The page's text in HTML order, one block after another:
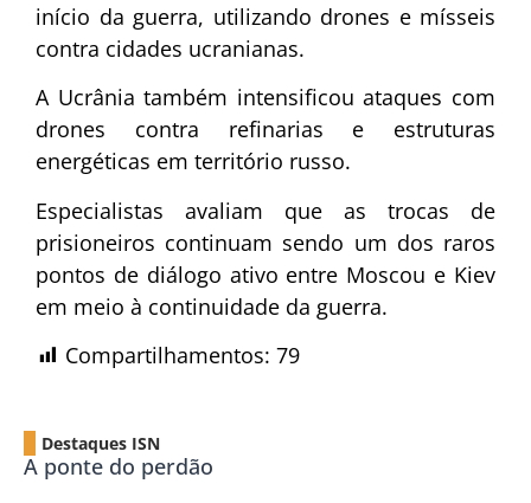
início da guerra, utilizando drones e mísseis
contra cidades ucranianas.
A Ucrânia também intensificou ataques com
drones contra refinarias e estruturas
energéticas em território russo.
Especialistas avaliam que as trocas de
prisioneiros continuam sendo um dos raros
pontos de diálogo ativo entre Moscou e Kiev
em meio à continuidade da guerra.
Compartilhamentos: 79
Destaques ISN
A ponte do perdão